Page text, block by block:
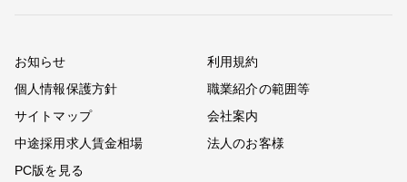
お知らせ
利用規約
個人情報保護方針
職業紹介の範囲等
サイトマップ
会社案内
中途採用求人賃金相場
法人のお客様
PC版を見る